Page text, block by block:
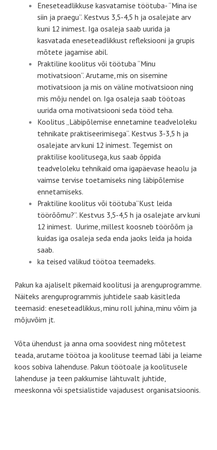
Eneseteadlikkuse kasvatamise töötuba- “Mina ise
siin ja praegu”. Kestvus 3,5-4,5 h ja osalejate arv
kuni 12 inimest. Iga osaleja saab uurida ja
kasvatada eneseteadlikkust refleksiooni ja grupis
mõtete jagamise abil.
Praktiline koolitus või töötuba “Minu
motivatsioon”. Arutame, mis on sisemine
motivatsioon ja mis on väline motivatsioon ning
mis mõju nendel on. Iga osaleja saab töötoas
uurida oma motivatsiooni seda tööd teha.
Koolitus „Läbipõlemise ennetamine teadveloleku
tehnikate praktiseerimisega“. Kestvus 3-3,5 h ja
osalejate arv kuni 12 inimest. Tegemist on
praktilise koolitusega, kus saab õppida
teadveloleku tehnikaid oma igapäevase heaolu ja
vaimse tervise toetamiseks ning läbipõlemise
ennetamiseks.
Praktiline koolitus või töötuba”Kust leida
töörõõmu?”. Kestvus 3,5-4,5 h ja osalejate arv kuni
12 inimest. Uurime, millest koosneb töörõõm ja
kuidas iga osaleja seda enda jaoks leida ja hoida
saab.
ka teised valikud töötoa teemadeks.
Pakun ka ajaliselt pikemaid koolitusi ja arenguprogramme.
Näiteks arenguprogrammis juhtidele saab käsitleda
teemasid: eneseteadlikkus, minu roll juhina, minu võim ja
mõjuvõim jt.
Võta ühendust ja anna oma soovidest ning mõtetest
teada, arutame töötoa ja koolituse teemad läbi ja leiame
koos sobiva lahenduse. Pakun töötoale ja koolitusele
lahenduse ja teen pakkumise lähtuvalt juhtide,
meeskonna või spetsialistide vajadusest organisatsioonis.